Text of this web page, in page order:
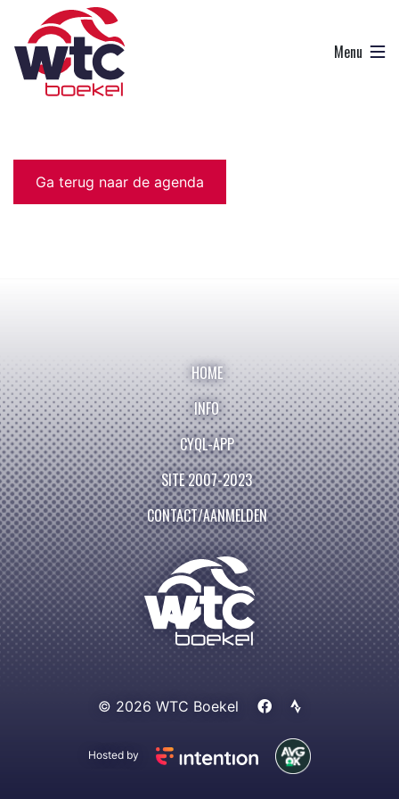
Ga terug naar de agenda
HOME
INFO
CYQL-APP
SITE 2007-2023
CONTACT/AANMELDEN
© 2026 WTC Boekel
Hosted by